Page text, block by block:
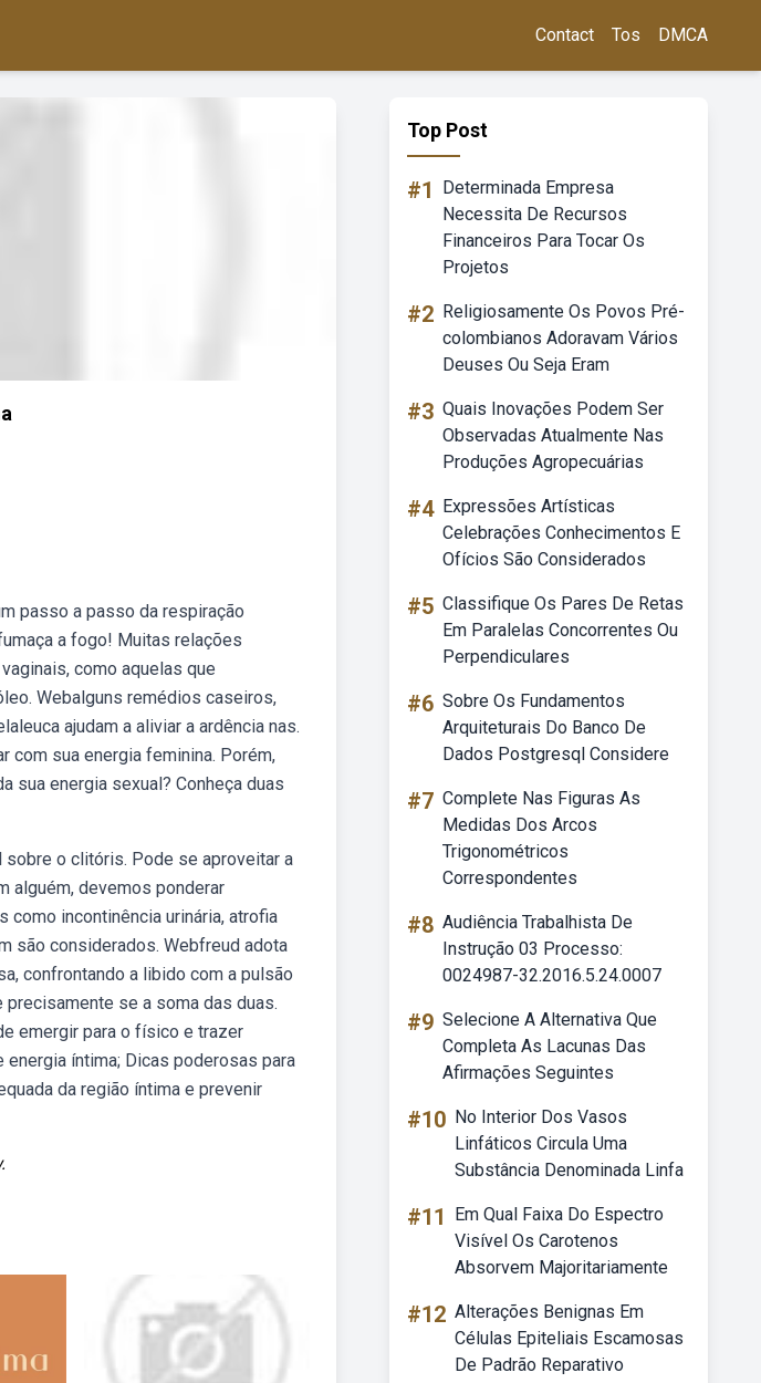
Contact Tos DMCA
passo a passo da respiração
a fogo! Muitas relações
como aquelas que
Webalguns remédios caseiros,
ajudam a aliviar a ardência nas.
com sua energia feminina. Porém,
sua energia sexual? Conheça duas
o clitóris. Pode se aproveitar a
alguém, devemos ponderar
incontinência urinária, atrofia
são considerados. Webfreud adota
confrontando a libido com a pulsão
se a soma das duas.
emergir para o físico e trazer
íntima; Dicas poderosas para
da região íntima e prevenir
Top Post
#1
Determinada Empresa
Necessita De Recursos
Financeiros Para Tocar Os
Projetos
#2 Religiosamente Os Povos Pré-
colombianos Adoravam Vários
Deuses Ou Seja Eram
#3 Quais Inovações Podem Ser
Observadas Atualmente Nas
Produções Agropecuárias
#4 Expressões Artísticas
Celebrações Conhecimentos E
Ofícios São Considerados
#5 Classifique Os Pares De Retas
Em Paralelas Concorrentes Ou
Perpendiculares
#6 Sobre Os Fundamentos
Arquiteturais Do Banco De
Dados Postgresql Considere
#7 Complete Nas Figuras As
Medidas Dos Arcos
Trigonométricos
Correspondentes
#8 Audiência Trabalhista De
Instrução 03 Processo:
0024987-32.2016.5.24.0007
#9 Selecione A Alternativa Que
Completa As Lacunas Das
Afirmações Seguintes
#10 No Interior Dos Vasos
Linfáticos Circula Uma
Substância Denominada Linfa
#11
Em Qual Faixa Do Espectro
Visível Os Carotenos
Absorvem Majoritariamente
#12 Alterações Benignas Em
Células Epiteliais Escamosas
De Padrão Reparativo